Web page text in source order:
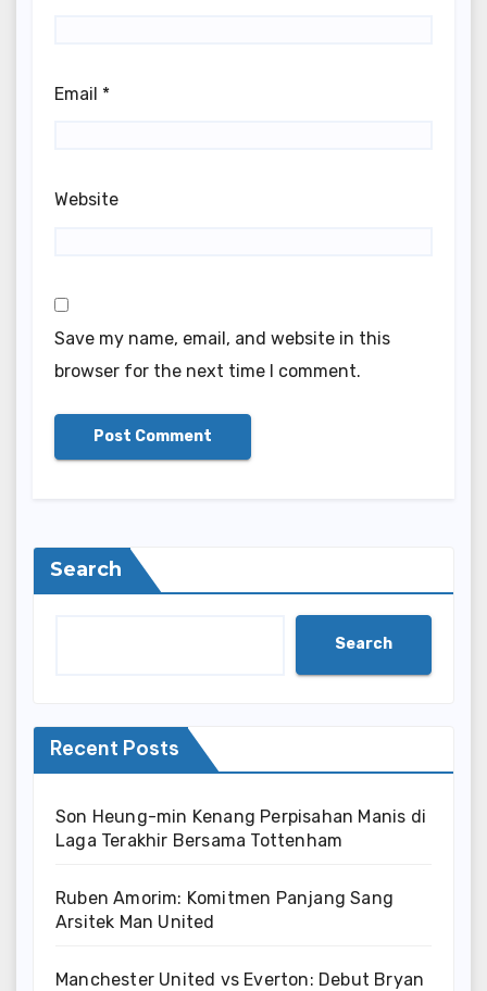
Email *
Website
Save my name, email, and website in this
browser for the next time I comment.
Search
Search
Recent Posts
Son Heung-min Kenang Perpisahan Manis di
Laga Terakhir Bersama Tottenham
Ruben Amorim: Komitmen Panjang Sang
Arsitek Man United
Manchester United vs Everton: Debut Bryan